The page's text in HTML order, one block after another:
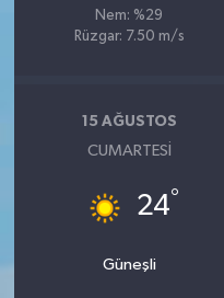
Nem: %29
Rüzgar: 7.50 m/s
15 AĞUSTOS
CUMARTESI
24°
Güneşli